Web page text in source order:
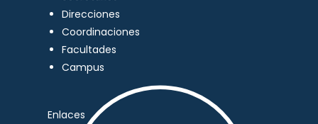
Direcciones
Coordinaciones
Facultades
Campus
Enlaces